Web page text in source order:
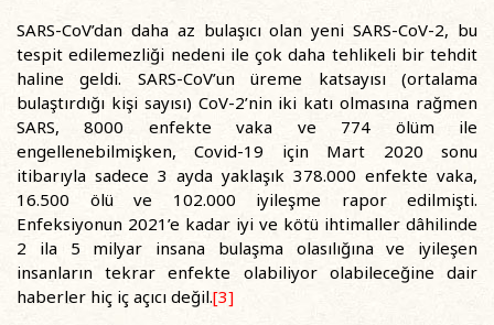
SARS-CoV’dan daha az bulaşıcı olan yeni SARS-CoV-2, bu
tespit edilemezliği nedeni ile çok daha tehlikeli bir tehdit
haline geldi. SARS-CoV’un üreme katsayısı (ortalama
bulaştırdığı kişi sayısı) CoV-2’nin iki katı olmasına rağmen
SARS, 8000 enfekte vaka ve 774 ölüm ile
engellenebilmişken, Covid-19 için Mart 2020 sonu
itibarıyla sadece 3 ayda yaklaşık 378.000 enfekte vaka,
16.500 ölü ve 102.000 iyileşme rapor edilmişti.
Enfeksiyonun 2021’e kadar iyi ve kötü ihtimaller dâhilinde
2 ila 5 milyar insana bulaşma olasılığına ve iyileşen
insanların tekrar enfekte olabiliyor olabileceğine dair
haberler hiç iç açıcı değil.[3]